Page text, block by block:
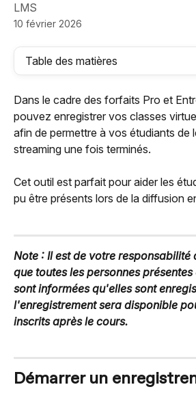
LMS
10 février 2026
Table des matières
Dans le cadre des forfaits Pro et
pouvez enregistrer vos classes
afin de permettre à vos étudiants de
streaming une fois terminés.
Cet outil est parfait pour aider les
pu être présents lors de la diffusion
Note : Il est de votre responsabilité
que toutes les personnes
sont informées qu'elles sont
l'enregistrement sera disponible
inscrits après le cours.
Démarrer un